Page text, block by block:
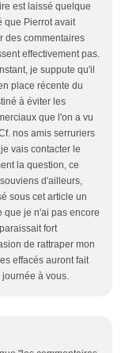
est laissé quelque
que Pierrot avait
des commentaires
effectivement pas.
je suppute qu'il
place récente du
à éviter les
que l'on a vu
nos amis serruriers
vais contacter le
la question, ce
d'ailleurs,
sous cet article un
que je n'ai pas encore
fort
de rattraper mon
effacés auront fait
journée à vous.